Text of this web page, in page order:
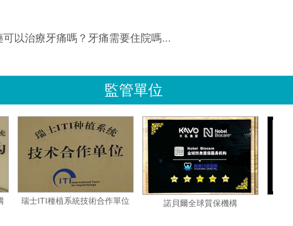
療牙痛嗎？牙痛需要住院嗎？牙痛需要住院嗎？
監管單位
權機構 瑞士ITI種植系統技術合作單位 諾貝爾全球質保機構